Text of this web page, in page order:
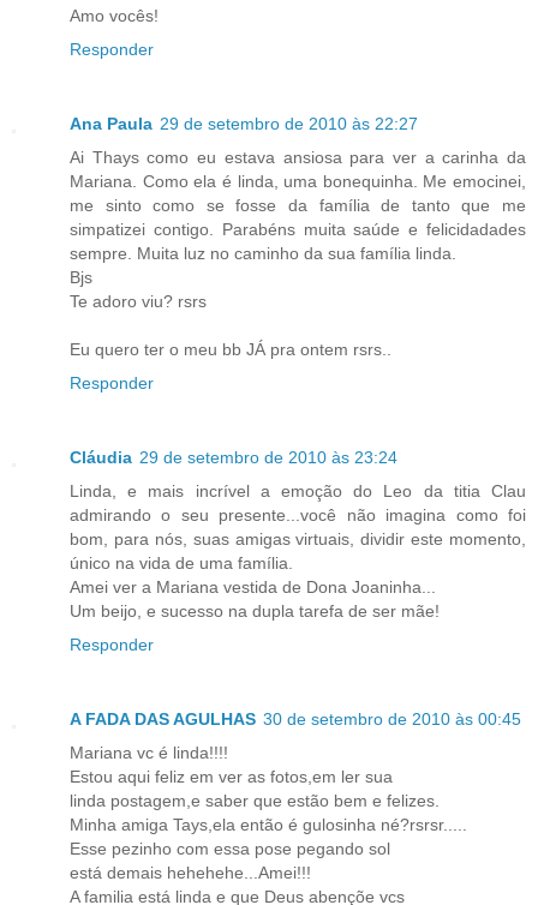
Amo vocês!
Responder
Ana Paula 29 de setembro de 2010 às 22:27
Ai Thays como eu estava ansiosa para ver a carinha da
Mariana. Como ela é linda, uma bonequinha. Me emocinei,
me sinto como se fosse da família de tanto que me
simpatizei contigo. Parabéns muita saúde e felicidadades
sempre. Muita luz no caminho da sua família linda.
Bjs
Te adoro viu? rsrs
Eu quero ter o meu bb JÁ pra ontem rsrs..
Responder
Cláudia 29 de setembro de 2010 às 23:24
Linda, e mais incrível a emoção do Leo da titia Clau
admirando o seu presente...você não imagina como foi
bom, para nós, suas amigas virtuais, dividir este momento,
único na vida de uma família.
Amei ver a Mariana vestida de Dona Joaninha...
Um beijo, e sucesso na dupla tarefa de ser mãe!
Responder
A FADA DAS AGULHAS 30 de setembro de 2010 às 00:45
Mariana vc é linda!!!!
Estou aqui feliz em ver as fotos,em ler sua
linda postagem,e saber que estão bem e felizes.
Minha amiga Tays,ela então é gulosinha né?rsrsr.....
Esse pezinho com essa pose pegando sol
está demais hehehehe...Amei!!!
A familia está linda e que Deus abençõe vcs